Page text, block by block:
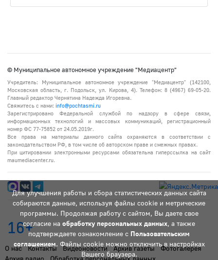
Для улучшения работы и сбора статистических данных сайта
собираются данные, используя файлы cookie и метрические
программы. Продолжая работу с сайтом, Вы даете свое
согласие на обработку персональных данных, а также
подтверждаете ознакомление с Пользовательским
соглашением. Файлы cookie можно отключить в настройках
Вашего браузера.
© Муниципальное автономное учреждение "Медиацентр"
Учредитель: Муниципальное автономное учреждение "Медиацентр" (142100,
Московская область, г. Подольск, ул. Кирова, 4). Телефон: 8 (4967) 69-05-20.
Главный редактор Чернятина Надежда Игоревна.
Свяжитесь с нами: info@pochtasmi.ru
Зарегистрировано Федеральной службой по надзору в сфере связи,
информационных технологий и массовых коммуникаций, регистрационный
номер ФС 77-75852 от 24.05.2019г.
Все права на материалы данного сайта охраняются в соответствии с
законодательством РФ, в том числе об авторском праве и смежных правах.
При цитировании электронными ресурсами обязательна гиперссылка на сайт
maumediacenter.ru.
16+
О нас Контакты Видеоновости Архив газеты
Фотогалерея
Архив радио
Обработка персональных данных